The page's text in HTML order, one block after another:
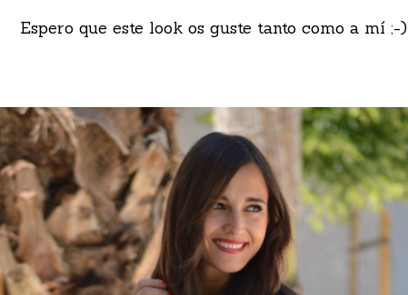
Espero que este look os guste tanto como a mí ;-)